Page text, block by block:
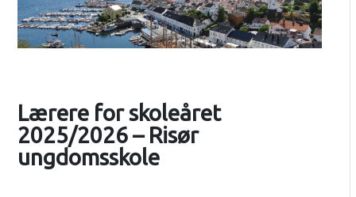
Lærere for skoleåret
2025/2026 – Risør
ungdomsskole